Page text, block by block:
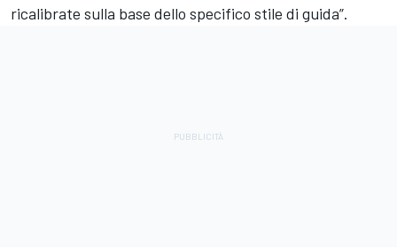
ricalibrate sulla base dello specifico stile di guida”.